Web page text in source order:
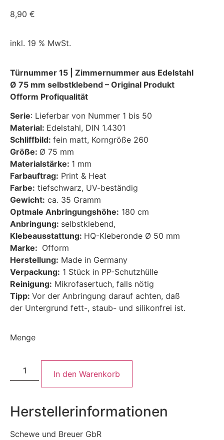
8,90 €
inkl. 19 % MwSt.
Türnummer 15 | Zimmernummer aus Edelstahl
Ø 75 mm selbstklebend – Original Produkt
Ofform Profiqualität
Serie: Lieferbar von Nummer 1 bis 50
Material: Edelstahl, DIN 1.4301
Schliffbild: fein matt, Korngröße 260
Größe: Ø 75 mm
Materialstärke: 1 mm
Farbauftrag: Print & Heat
Farbe: tiefschwarz, UV-beständig
Gewicht: ca. 35 Gramm
Optmale Anbringungshöhe: 180 cm
Anbringung: selbstklebend,
Klebeausstattung: HQ-Kleberonde Ø 50 mm
Marke: Ofform
Herstellung: Made in Germany
Verpackung: 1 Stück in PP-Schutzhülle
Reinigung: Mikrofasertuch, falls nötig
Tipp: Vor der Anbringung darauf achten, daß
der Untergrund fett-, staub- und silikonfrei ist.
Menge
In den Warenkorb
Herstellerinformationen
Schewe und Breuer GbR